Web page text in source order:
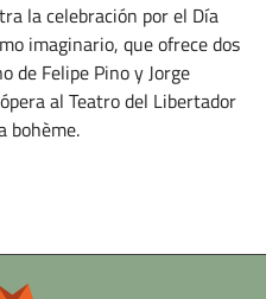
la celebración por el Día
imaginario, que ofrece dos
de Felipe Pino y Jorge
al Teatro del Libertador
bohème.